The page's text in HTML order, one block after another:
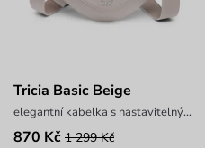
Tricia Basic Beige
elegantní kabelka s nastavitelným popruhem
870 Kč 1 299 Kč